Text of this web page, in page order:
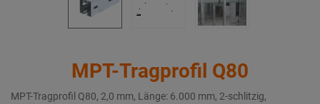
MPT-Tragprofil Q80
MPT-Tragprofil Q80, 2,0 mm, Länge: 6.000 mm, 2-schlitzig,